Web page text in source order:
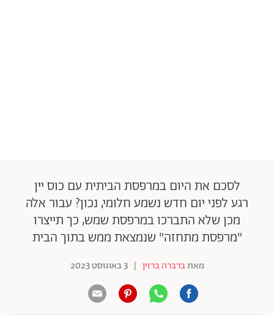
לסכם את היום במרפסת הביתית עם כוס יין
רגע לפני יום חדש נשמע חלומי, נכון? עבור אלה
מכן שלא התברכו במרפסת שמש, כך תייצרו
"מרפסת מתחזה" שנמצאת ממש בתוך הבית
מאתברברה ברזין | 3 באוגוסט 2023